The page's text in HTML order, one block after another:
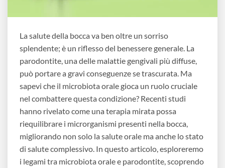
La salute della bocca va ben oltre un sorriso
splendente; è un riflesso del benessere generale. La
parodontite, una delle malattie gengivali più diffuse,
può portare a gravi conseguenze se trascurata. Ma
sapevi che il microbiota orale gioca un ruolo cruciale
nel combattere questa condizione? Recenti studi
hanno rivelato come una terapia mirata possa
riequilibrare i microrganismi presenti nella bocca,
migliorando non solo la salute orale ma anche lo stato
di salute complessivo. In questo articolo, esploreremo
i legami tra microbiota orale e parodontite, scoprendo